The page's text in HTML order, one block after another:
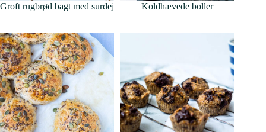
Groft rugbrød bagt med surdej Koldhævede boller